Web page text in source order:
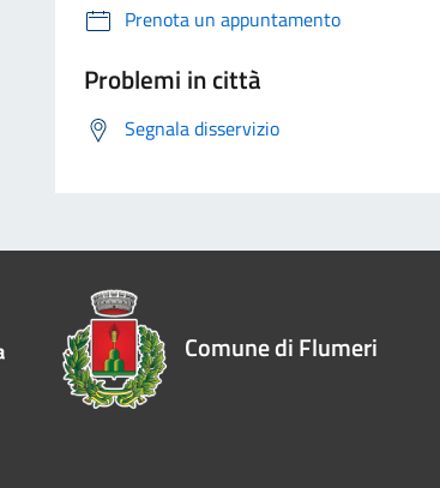
Prenota un appuntamento
Problemi in città
Segnala disservizio
Comune di Flumeri